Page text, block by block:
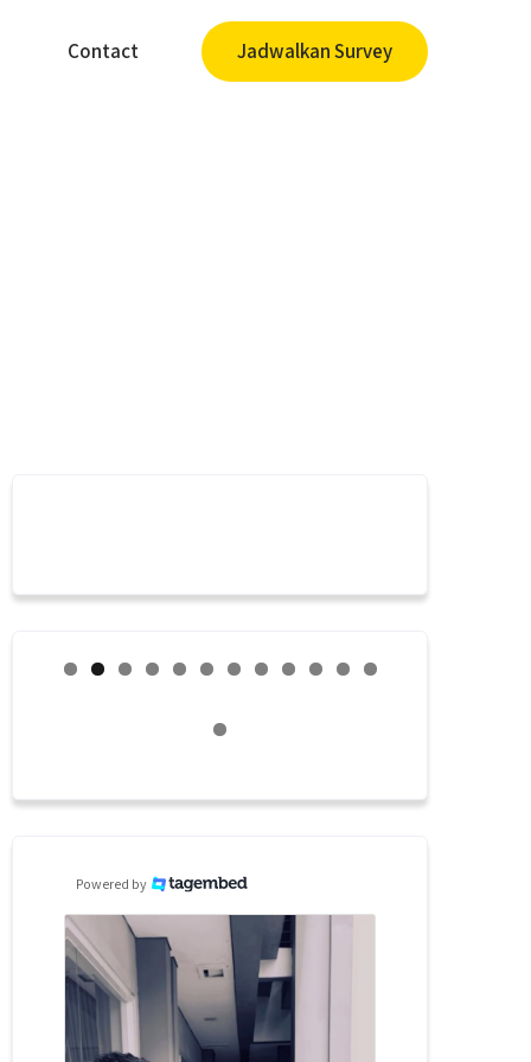
Contact Jadwalkan Survey
Powered by